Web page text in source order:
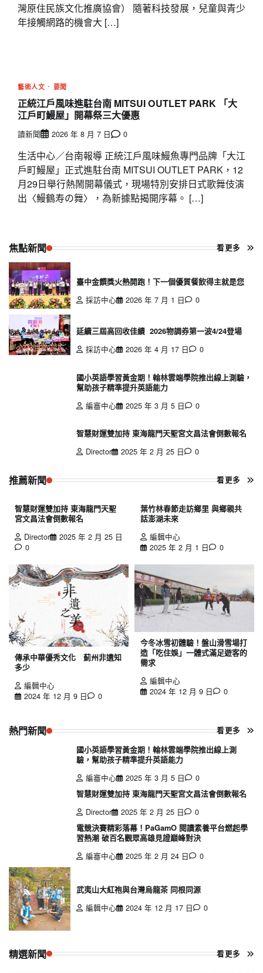
灣原住民族文化推廣協會） 隨著科技發展，兒童與青少
年接觸網路的機會大 […]
藝術人文 要聞
正統江戶風味進駐台南 MITSUI OUTLET PARK 「大
江戶町鰻屋」開幕祭三大優惠
讀新聞 2026 年 8 月 7 日 0
生活中心／台南報導 正統江戶風味鰻魚專門品牌「大江
戶町鰻屋」正式進駐台南 MITSUI OUTLET PARK，12
月29日舉行熱鬧開幕儀式，現場特別安排日式歌舞伎演
出〈鰻鶴寿の舞〉，為新據點揭開序幕。 […]
焦點新聞 看更多
臺中金饌獎火熱開跑！下一個優質餐飲得主就是您
採訪中心
2026 年 7 月 1 日 0
延續三屆高回收佳績 2026物調券第一波4/24登場
採訪中心
2026 年 4 月 17 日 0
國小英語學習黃金期！翰林雲端學院推出線上測驗，
幫助孩子精準提升英語能力
編審中心
2025 年 3 月 5 日 0
智慧財運雙加持 東海龍門天聖宮文昌法會倒數報名
Director
2025 年 2 月 25 日 0
推薦新聞 看更多
智慧財運雙加持 東海龍門天聖
宮文昌法會倒數報名
Director
2025 年 2 月 25 日
0
葉竹林春節走訪鄉里 與鄉親共
話澎湖未來
編輯中心
2025 年 2 月 1 日
0
傳承中華優秀文化 薊州非遺知
多少
編輯中心
2024 年 12 月 9 日
0
今冬冰雪初體驗！盤山滑雪場打
造「吃住娛」一體式滿足遊客的
需求
編輯中心
2024 年 12 月 9 日
0
熱門新聞 看更多
國小英語學習黃金期！翰林雲端學院推出線上測
驗，幫助孩子精準提升英語能力
編審中心
2025 年 3 月 5 日
0
智慧財運雙加持 東海龍門天聖宮文昌法會倒數報名
Director
2025 年 2 月 25 日
0
電競決賽精彩落幕！PaGamO 閱讀素養平台燃起學
習熱潮 破百名觀眾高雄見證巔峰對決
編審中心
2025 年 2 月 24 日 0
武夷山大紅袍與台灣烏龍茶 同根同源
編輯中心
2024 年 12 月 17 日 0
精選新聞 看更多